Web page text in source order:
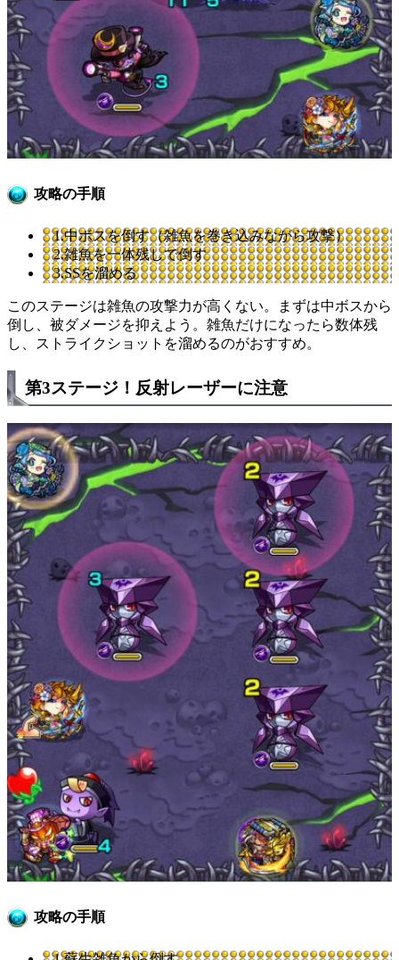
攻略の手順
1.中ボスを倒す（雑魚を巻き込みながら攻撃）
2.雑魚を一体残しで倒す
3.SSを溜める
このステージは雑魚の攻撃力が高くない。まずは中ボスから
倒し、被ダメージを抑えよう。雑魚だけになったら数体残
し、ストライクショットを溜めるのがおすすめ。
第3ステージ！反射レーザーに注意
攻略の手順